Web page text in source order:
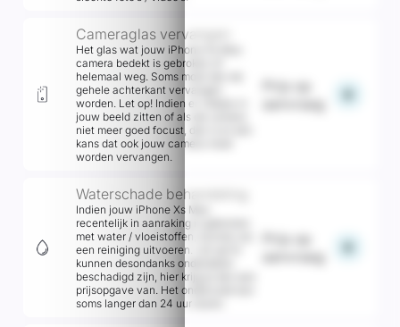
Cameraglas vervangen
Het glas wat jouw iPhone Xs Max
camera bedekt is gebroken of
helemaal weg. Soms moet dan de
gehele achterkant vervangen
worden. Let op! Indien er vlekjes in
jouw beeld zitten of als de camera
niet meer goed focust, dan is er een
kans dat ook jouw camera moet
worden vervangen.
Prijs op
aanvraag
add
Waterschade behandeling
Indien jouw iPhone Xs Max
recentelijk in aanraking is gekomen
met water / vloeistoffen, kunnen wij
een reiniging uitvoeren. Let op! Er
kunnen desondanks onderdelen
beschadigd zijn, hier krijg je dan een
prijsopgave van. Het onderzoek kan
soms langer dan 24 uur duren.
aanvraag
add